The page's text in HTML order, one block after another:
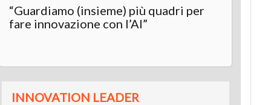
“Guardiamo (insieme) più quadri per
fare innovazione con l’AI”
INNOVATION LEADER